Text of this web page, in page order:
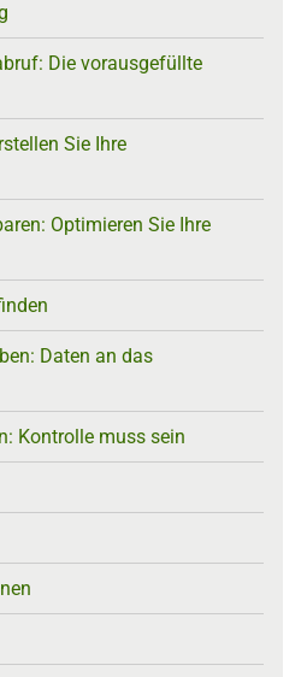
Die vorausgefüllte
Sie Ihre
Optimieren Sie Ihre
Daten an das
Kontrolle muss sein